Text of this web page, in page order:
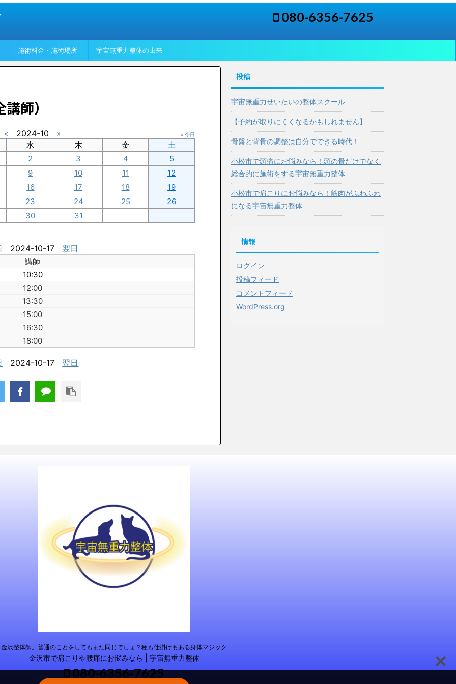
080-6356-7625
施術料金・施術場所 宇宙無重力整体の由来
師）
« 2024-10 » » 今日
水 木 金
土
2
3 4
5
9
10 11
12
16
17 18
19
23
24 25
26
30
31
2024-10-17 翌日
講師
10:30
12:00
13:30
15:00
16:30
18:00
2024-10-17 翌日
投稿
宇宙無重力せいたいの整体スクール
【予約が取りにくくなるかもしれません】
骨盤と背骨の調整は自分でできる時代！
小松市で頭痛にお悩みなら！頭の骨だけでなく
総合的に施術をする宇宙無重力整体
小松市で肩こりにお悩みなら！筋肉がふわふわ
になる宇宙無重力整体
情報
ログイン
投稿フィード
コメントフィード
WordPress.org
金沢整体師。普通のことをしてもまた同じでしょ？種も仕掛けもある身体マジック
金沢市で肩こりや腰痛にお悩みなら | 宇宙無重力整体
080-6356-7625